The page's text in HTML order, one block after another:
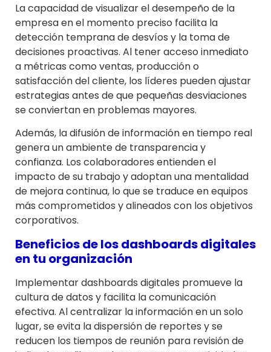
La capacidad de visualizar el desempeño de la
empresa en el momento preciso facilita la
detección temprana de desvíos y la toma de
decisiones proactivas. Al tener acceso inmediato
a métricas como ventas, producción o
satisfacción del cliente, los líderes pueden ajustar
estrategias antes de que pequeñas desviaciones
se conviertan en problemas mayores.
Además, la difusión de información en tiempo real
genera un ambiente de transparencia y
confianza. Los colaboradores entienden el
impacto de su trabajo y adoptan una mentalidad
de mejora continua, lo que se traduce en equipos
más comprometidos y alineados con los objetivos
corporativos.
Beneficios de los dashboards digitales
en tu organización
Implementar dashboards digitales promueve la
cultura de datos y facilita la comunicación
efectiva. Al centralizar la información en un solo
lugar, se evita la dispersión de reportes y se
reducen los tiempos de reunión para revisión de